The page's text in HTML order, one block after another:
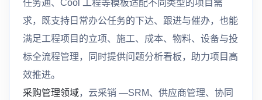
任务通、Cool 工程等模板适配不同类型的项目需
求，既支持日常办公任务的下达、跟进与催办，也能
满足工程项目的立项、施工、成本、物料、设备与投
标全流程管理，同时提供问题分析看板，助力项目高
效推进。
采购管理领域，云采销 —SRM、供应商管理、协同